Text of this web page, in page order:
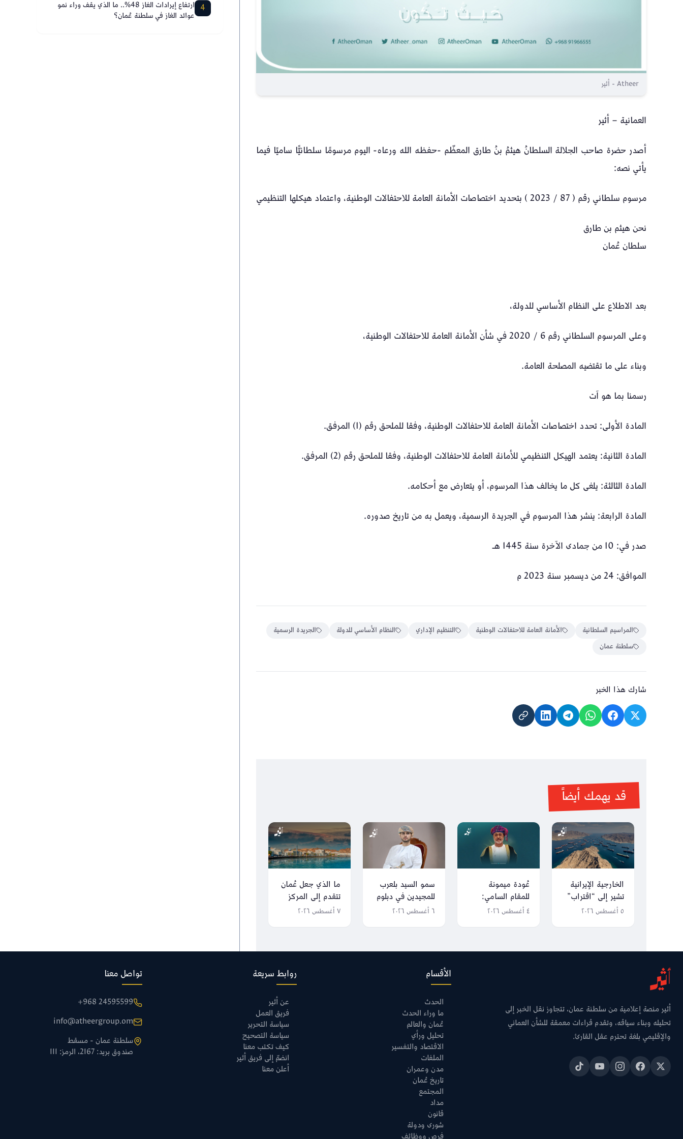
Atheer - أثير
العمانية – أثير
أصدر حضرة صاحب الجلالة السلطانُ هيثمُ بنُ طارق المعظّم -حفظه الله ورعاه- اليوم مرسومًا سلطانيًّا ساميًا فيما
يأتي نصه:
مرسوم سلطاني رقم ( 87 / 2023 ) بتحديد اختصاصات الأمانة العامة للاحتفالات الوطنية، واعتماد هيكلها التنظيمي
نحن هيثم بن طارق
سلطان عُمان
بعد الاطلاع على النظام الأساسي للدولة،
وعلى المرسوم السلطاني رقم 6 / 2020 في شأن الأمانة العامة للاحتفالات الوطنية،
وبناء على ما تقتضيه المصلحة العامة.
رسمنا بما هو آت
المادة الأولى: تحدد اختصاصات الأمانة العامة للاحتفالات الوطنية، وفقا للملحق رقم (1) المرفق.
المادة الثانية: يعتمد الهيكل التنظيمي للأمانة العامة للاحتفالات الوطنية، وفقا للملحق رقم (2) المرفق.
المادة الثالثة: يلغى كل ما يخالف هذا المرسوم، أو يتعارض مع أحكامه.
المادة الرابعة: ينشر هذا المرسوم في الجريدة الرسمية، ويعمل به من تاريخ صدوره.
صدر في: 10 من جمادى الآخرة سنة 1445 هـ
الموافق: 24 من ديسمبر سنة 2023 م
المراسيم السلطانية الأمانة العامة للاحتفالات الوطنية التنظيم الإداري النظام الأساسي للدولة
الجريدة الرسمية
سلطنة عمان
شارك هذا الخبر
قد يهمك أيضاً
الخارجية الإيرانية
تشير إلى “اقتراب”
الصيغة النهائية من
٥ أغسطس ٢٠٢٦
عُودة ميمونة
للمقام السامي:
محطات شملها
٤ أغسطس ٢٠٢٦
سمو السيد بلعرب
للمجيدين في دبلوم
التعليم العام: كونوا
٦ أغسطس ٢٠٢٦
ما الذي جعل عُمان
تتقدم إلى المركز
الثالث عالميًا في
٧ أغسطس ٢٠٢٦
4 ارتفاع إيرادات الغاز 48%.. ما الذي يقف وراء نمو
عوائد الغاز في سلطنة عُمان؟
أثير منصة إعلامية من سلطنة عمان، تتجاوز نقل الخبر إلى
تحليله وبناء سياقه، وتقدم قراءات معمقة للشأن العماني
والإقليمي بلغة تحترم عقل القارئ.
الأقسام
الحدث
ما وراء الحدث
عُمان والعالم
تحليل ورأي
الاقتصاد والتفسير
الملفات
مدن وعمران
تاريخ عُمان
المجتمع
مداد
قانون
شورى ودولة
روابط سريعة
عن أثير
فريق العمل
سياسة التحرير
سياسة التصحيح
كيف تكتب معنا
انضمّ إلى فريق أثير
أعلن معنا
تواصل معنا
+968 24595599
info@atheergroup.om
سلطنة عمان - مسقط
صندوق بريد: 2167، الرمز: 111